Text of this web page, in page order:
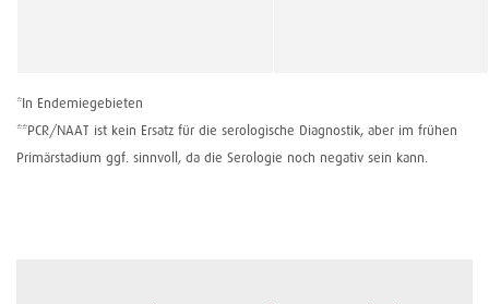
*In Endemiegebieten
**PCR/NAAT ist kein Ersatz für die serologische Diagnostik, aber im frühen
Primärstadium ggf. sinnvoll, da die Serologie noch negativ sein kann.